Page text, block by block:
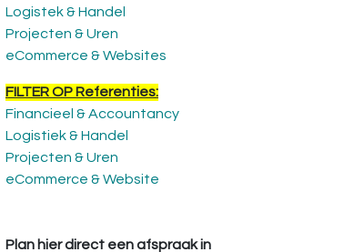
Logistek & Handel
Projecten & Uren
eCommerce & Websites
FILTER OP Referenties:
Financieel & Accountancy
Logistiek & Handel
Projecten & Uren
eCommerce & Website
Plan hier direct een afspraak in